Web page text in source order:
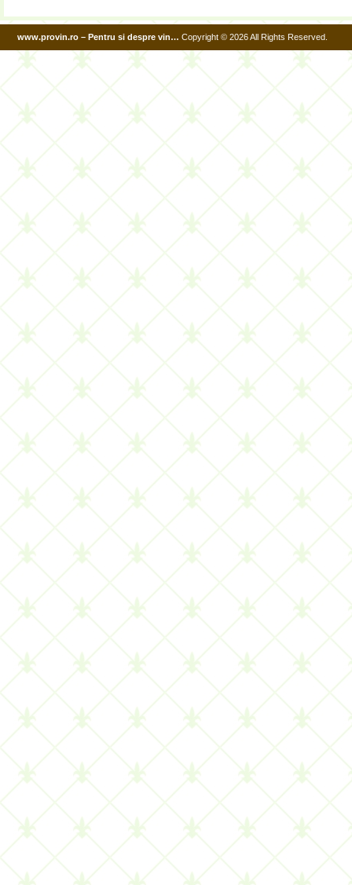
www.provin.ro – Pentru si despre vin… Copyright © 2026 All Rights Reserved.